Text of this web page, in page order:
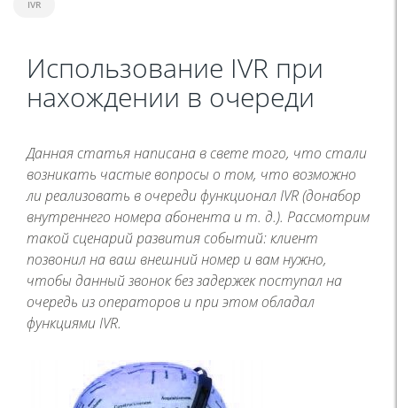
IVR
Использование IVR при
нахождении в очереди
Данная статья написана в свете того, что стали
возникать частые вопросы о том, что возможно
ли реализовать в очереди функционал IVR (донабор
внутреннего номера абонента и т. д.). Рассмотрим
такой сценарий развития событий: клиент
позвонил на ваш внешний номер и вам нужно,
чтобы данный звонок без задержек поступал на
очередь из операторов и при этом обладал
функциями IVR.